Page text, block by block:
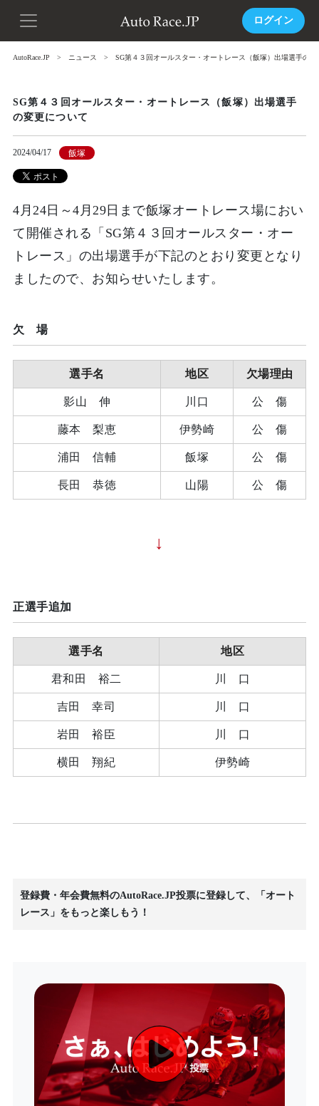
ログイン
AutoRace.JP ニュース SG第４３回オールスター・オートレース（飯塚）出場選手の変
SG第４３回オールスター・オートレース（飯塚）出場選手
の変更について
2024/04/17 飯塚
4月24日～4月29日まで飯塚オートレース場におい
て開催される「SG第４３回オールスター・オー
トレース」の出場選手が下記のとおり変更となり
ましたので、お知らせいたします。
欠 場
選手名 地区 欠場理由
影山 伸 川口 公 傷
藤本 梨恵 伊勢崎 公 傷
浦田 信輔 飯塚 公 傷
長田 恭徳 山陽 公 傷
↓
正選手追加
選手名 地区
君和田 裕二 川 口
吉田 幸司 川 口
岩田 裕臣 川 口
横田 翔紀 伊勢崎
登録費・年会費無料のAutoRace.JP投票に登録して、「オート
レース」をもっと楽しもう！